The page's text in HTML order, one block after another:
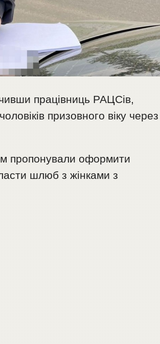
працівниць РАЦСів,
призовного віку через
пропонували оформити
шлюб з жінками з